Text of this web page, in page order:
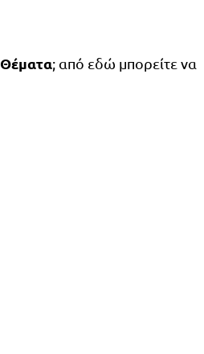
Θέματα; από εδώ μπορείτε να